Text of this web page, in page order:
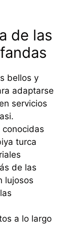
de las
bellos y
adaptarse
servicios
turca
de las
lujosos
a lo largo